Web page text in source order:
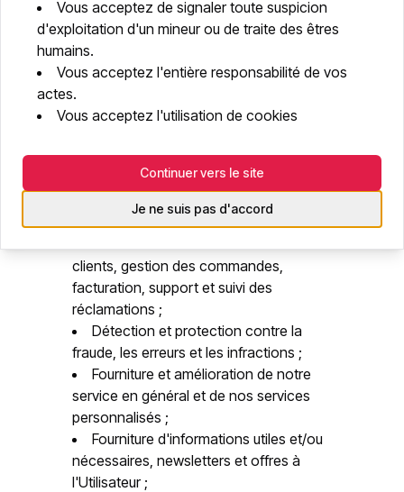
intensive notre Site et les services associés. Si des
données personnelles manquent, sont incorrectes
ou incomplètes, Bunniz se réserve le droit de
suspendre ou d'annuler certaines opérations. Le
traitement de vos données personnelles est
des services associés. Bunniz s'engage à traiter vos
données personnelles exclusivement pour les
Gestion des clients : administration des
clients, gestion des commandes,
facturation, support et suivi des
réclamations ;
Détection et protection contre la
fraude, les erreurs et les infractions ;
Fourniture et amélioration de notre
service en général et de nos services
personnalisés ;
Fourniture d'informations utiles et/ou
nécessaires, newsletters et offres à
l'Utilisateur ;
Vous acceptez de signaler toute suspicion
d'exploitation d'un mineur ou de traite des êtres
humains.
Vous acceptez l'entière responsabilité de vos
actes.
Vous acceptez l'utilisation de cookies
Je ne suis pas d'accord
Continuer vers le site